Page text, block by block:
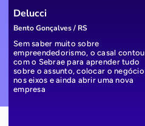
Delucci
Bento Gonçalves / RS
Sem saber muito sobre
empreendedorismo, o casal contou
com o Sebrae para aprender tudo
sobre o assunto, colocar o negócio
nos eixos e ainda abrir uma nova
empresa